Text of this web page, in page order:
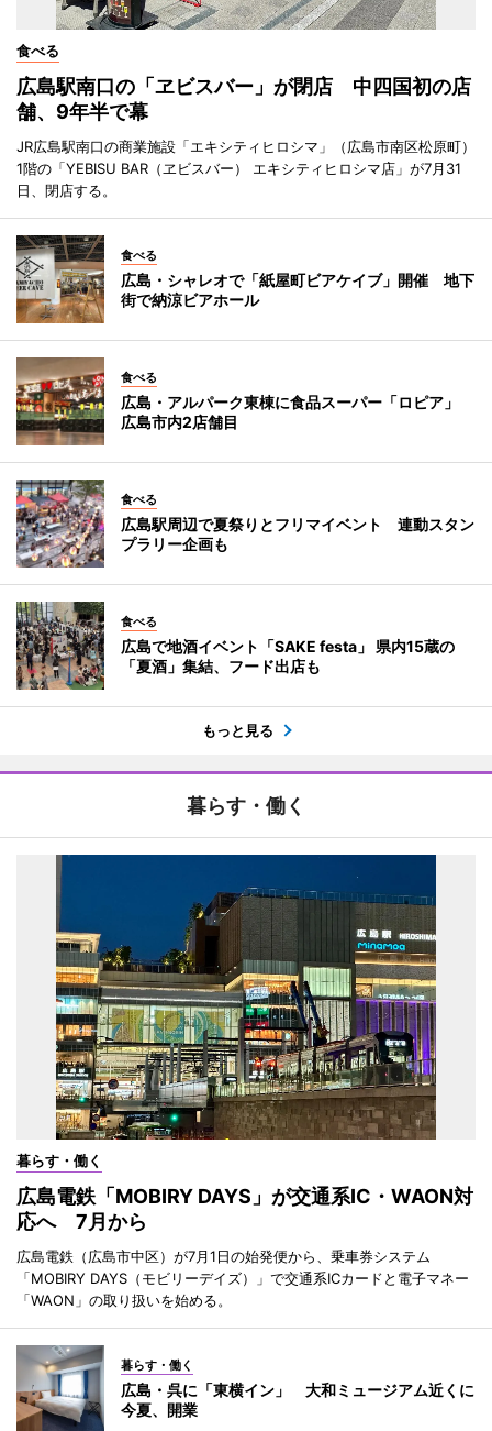
食べる
広島駅南口の「ヱビスバー」が閉店 中四国初の店
舗、9年半で幕
JR広島駅南口の商業施設「エキシティヒロシマ」（広島市南区松原町）
1階の「YEBISU BAR（ヱビスバー） エキシティヒロシマ店」が7月31
日、閉店する。
食べる
広島・シャレオで「紙屋町ビアケイブ」開催 地下
街で納涼ビアホール
食べる
広島・アルパーク東棟に食品スーパー「ロピア」
広島市内2店舗目
食べる
広島駅周辺で夏祭りとフリマイベント 連動スタン
プラリー企画も
食べる
広島で地酒イベント「SAKE festa」 県内15蔵の
「夏酒」集結、フード出店も
もっと見る
暮らす・働く
暮らす・働く
広島電鉄「MOBIRY DAYS」が交通系IC・WAON対
応へ 7月から
広島電鉄（広島市中区）が7月1日の始発便から、乗車券システム
「MOBIRY DAYS（モビリーデイズ）」で交通系ICカードと電子マネー
「WAON」の取り扱いを始める。
暮らす・働く
広島・呉に「東横イン」 大和ミュージアム近くに
今夏、開業